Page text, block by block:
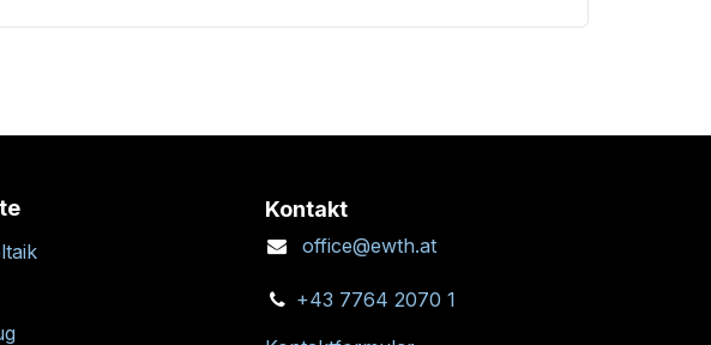
Kontakt
office@ewth.at
+43 7764 2070 1